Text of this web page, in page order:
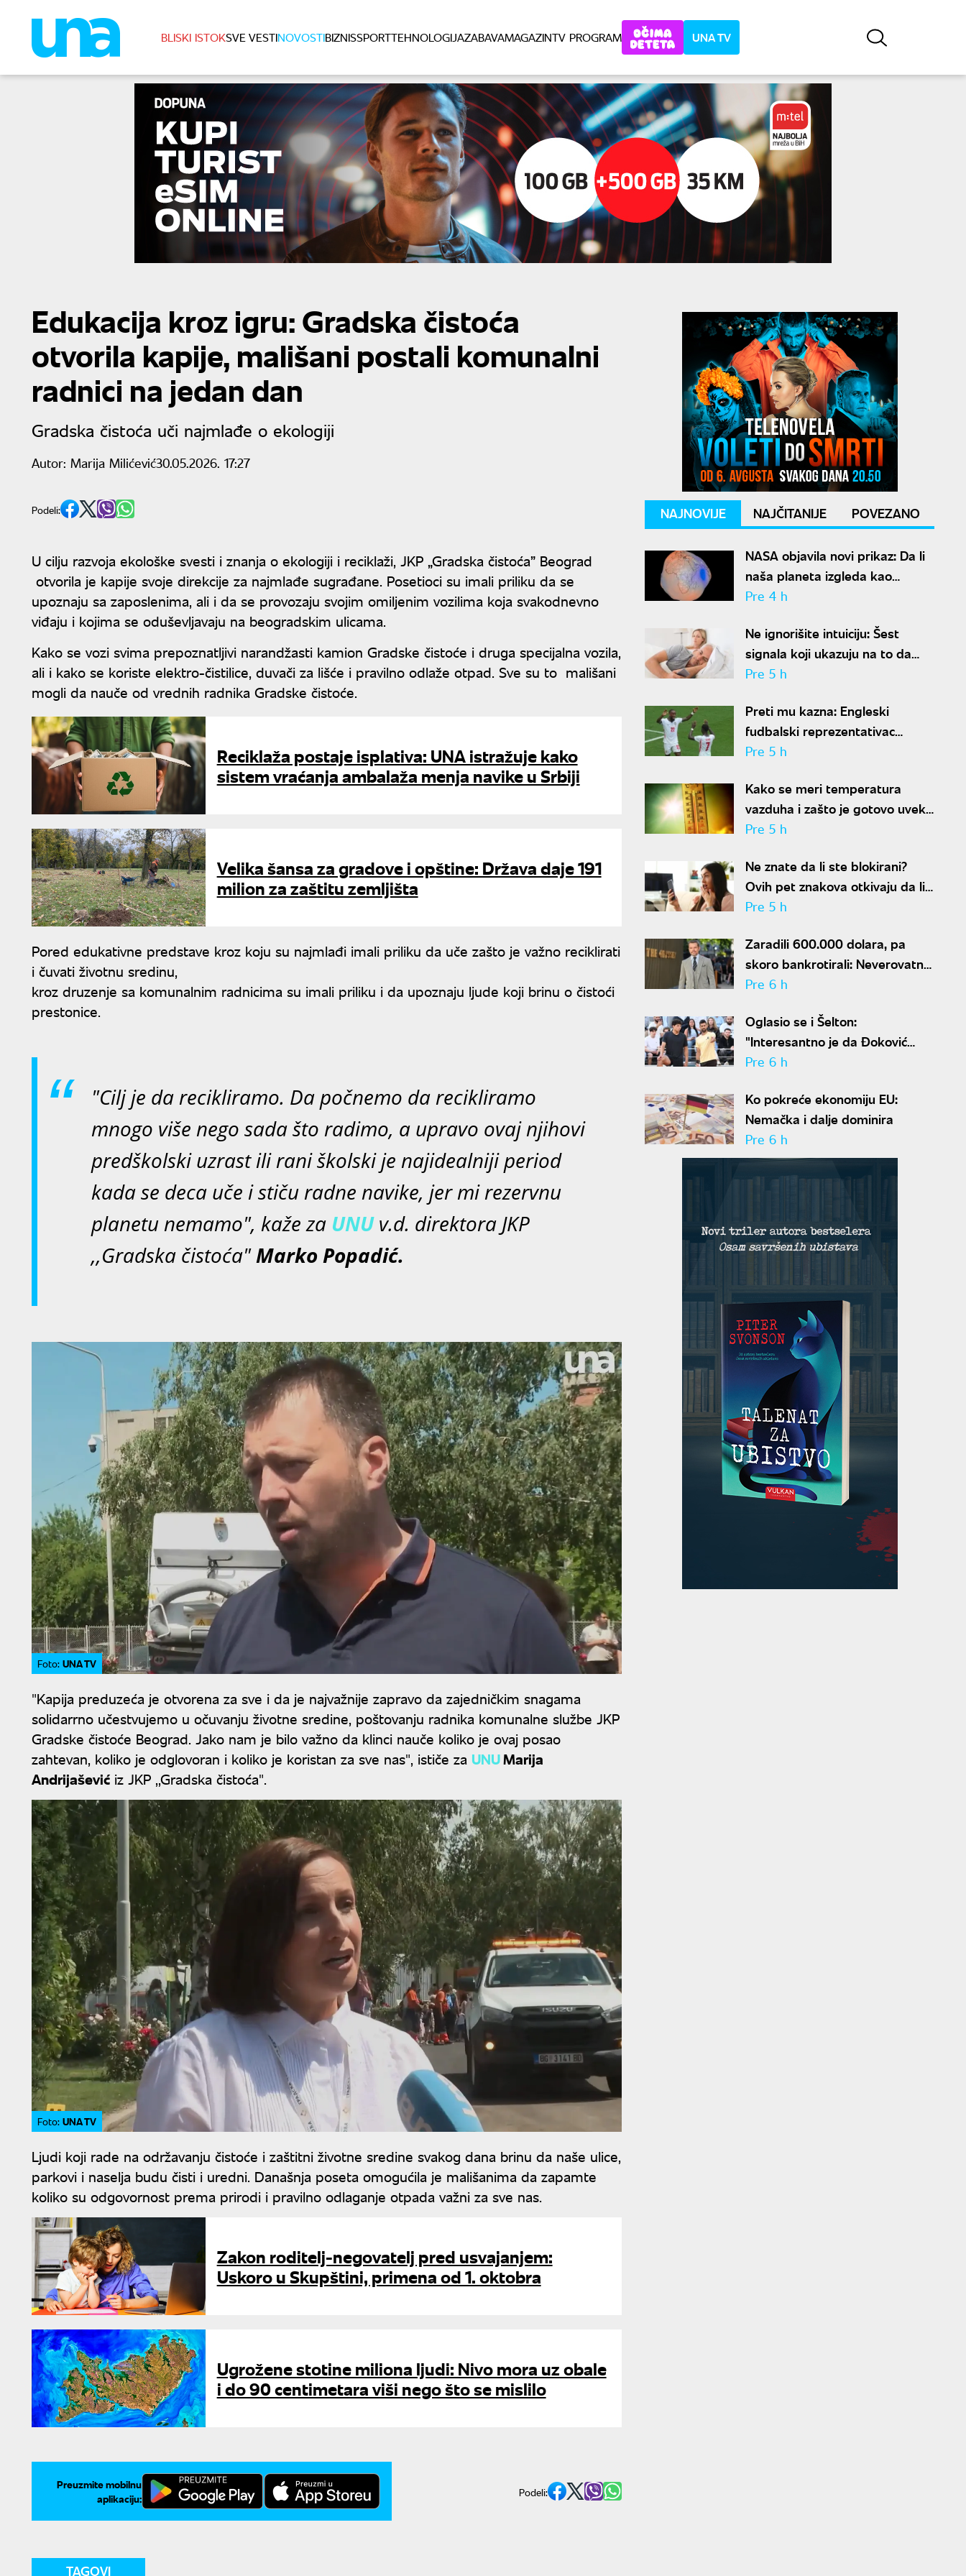
BLISKI ISTOKSVE VESTINOVOSTIBIZNISSPORTTEHNOLOGIJAZABAVAMAGAZINTV PROGRAM UNA TV
Edukacija kroz igru: Gradska čistoća
otvorila kapije, mališani postali komunalni
radnici na jedan dan
Gradska čistoća uči najmlađe o ekologiji
Autor: Marija Milićević30.05.2026. 17:27
Podeli:
U cilju razvoja ekološke svesti i znanja o ekologiji i reciklaži, JKP „Gradska čistoća” Beograd
otvorila je kapije svoje direkcije za najmlađe sugrađane. Posetioci su imali priliku da se
upoznaju sa zaposlenima, ali i da se provozaju svojim omiljenim vozilima koja svakodnevno
viđaju i kojima se oduševljavaju na beogradskim ulicama.
Kako se vozi svima prepoznatljivi narandžasti kamion Gradske čistoće i druga specijalna vozila,
ali i kako se koriste elektro-čistilice, duvači za lišće i pravilno odlaže otpad. Sve su to mališani
mogli da nauče od vrednih radnika Gradske čistoće.
Reciklaža postaje isplativa: UNA istražuje kako
sistem vraćanja ambalaža menja navike u Srbiji
Velika šansa za gradove i opštine: Država daje 191
milion za zaštitu zemljišta
Pored edukativne predstave kroz koju su najmlađi imali priliku da uče zašto je važno reciklirati
i čuvati životnu sredinu,
kroz druzenje sa komunalnim radnicima su imali priliku i da upoznaju ljude koji brinu o čistoći
prestonice.
"Cilj je da recikliramo. Da počnemo da recikliramo
mnogo više nego sada što radimo, a upravo ovaj njihovi
predškolski uzrast ili rani školski je najidealniji period
kada se deca uče i stiču radne navike, jer mi rezervnu
planetu nemamo", kaže za UNUv.d. direktora JKP
,,Gradska čistoća"Marko Popadić.
Foto: UNA TV
"Kapija preduzeća je otvorena za sve i da je najvažnije zapravo da zajedničkim snagama
solidarrno učestvujemo u očuvanju životne sredine, poštovanju radnika komunalne službe JKP
Gradske čistoće Beograd. Jako nam je bilo važno da klinci nauče koliko je ovaj posao
zahtevan, koliko je odglovoran i koliko je koristan za sve nas", ističe za UNUMarija
Andrijašević iz JKP ,,Gradska čistoća".
Foto: UNA TV
Ljudi koji rade na održavanju čistoće i zaštitni životne sredine svakog dana brinu da naše ulice,
parkovi i naselja budu čisti i uredni. Današnja poseta omogućila je mališanima da zapamte
koliko su odgovornost prema prirodi i pravilno odlaganje otpada važni za sve nas.
Zakon roditelj-negovatelj pred usvajanjem:
Uskoro u Skupštini, primena od 1. oktobra
Ugrožene stotine miliona ljudi: Nivo mora uz obale
i do 90 centimetara viši nego što se mislilo
Preuzmite mobilnu
aplikaciju:
Podeli:
TAGOVI
NAJNOVIJE NAJČITANIJE POVEZANO
NASA objavila novi prikaz: Da li
naša planeta izgleda kao
krompir ili kao plavi kliker?
Pre 4 h
Ne ignorišite intuiciju: Šest
signala koji ukazuju na to da
partner krije aferu
Pre 5 h
Preti mu kazna: Engleski
fudbalski reprezentativac
optužen za napad u noćnom
Pre 5 h
Kako se meri temperatura
vazduha i zašto je gotovo uvek
niža od one koju pokazuju naši
Pre 5 h
Ne znate da li ste blokirani?
Ovih pet znakova otkivaju da li
se nalazite na nečijoj "crnoj listi"
Pre 5 h
Zaradili 600.000 dolara, pa
skoro bankrotirali: Neverovatna
ispovest Meta Dejmona o paklu
Pre 6 h
Oglasio se i Šelton:
"Interesantno je da Đoković
predlaže skraćenje mečeva..."
Pre 6 h
Ko pokreće ekonomiju EU:
Nemačka i dalje dominira
Pre 6 h